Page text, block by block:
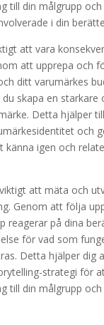
till din målgrupp
i din
att vara
att upprepa och
ditt varumärkes
skapa en starkare
Detta hjälper
och
känna igen och
att mäta och
Genom att följa
reagerar på dina
för vad som
Detta hjälper dig
strategi för
till din målgrupp